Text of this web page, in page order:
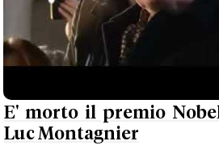
E' morto il premio
Luc Montagnier